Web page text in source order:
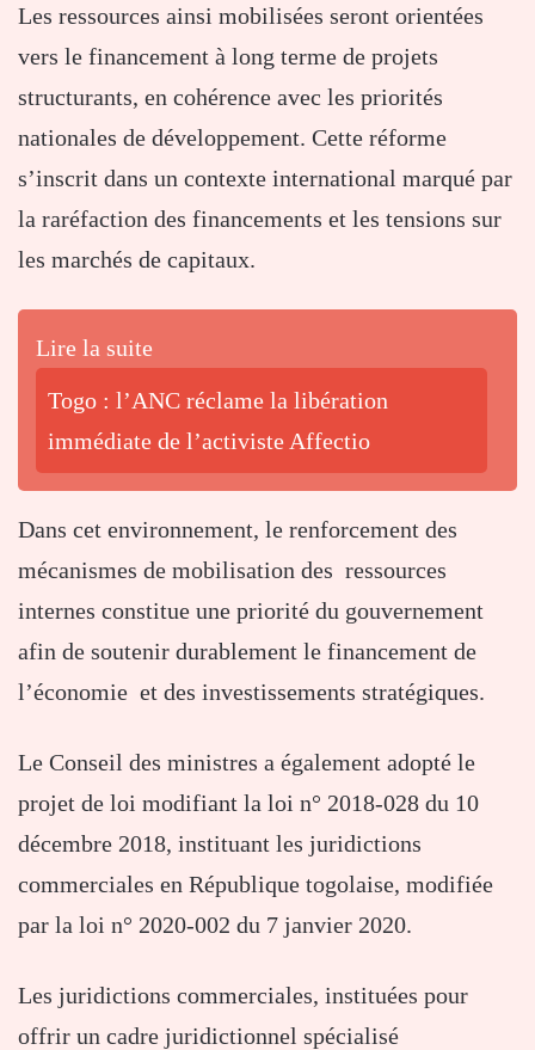
Les ressources ainsi mobilisées seront orientées
vers le financement à long terme de projets
structurants, en cohérence avec les priorités
nationales de développement. Cette réforme
s’inscrit dans un contexte international marqué par
la raréfaction des financements et les tensions sur
les marchés de capitaux.
Lire la suite
Togo : l’ANC réclame la libération
immédiate de l’activiste Affectio
Dans cet environnement, le renforcement des
mécanismes de mobilisation des ressources
internes constitue une priorité du gouvernement
afin de soutenir durablement le financement de
l’économie et des investissements stratégiques.
Le Conseil des ministres a également adopté le
projet de loi modifiant la loi n° 2018-028 du 10
décembre 2018, instituant les juridictions
commerciales en République togolaise, modifiée
par la loi n° 2020-002 du 7 janvier 2020.
Les juridictions commerciales, instituées pour
offrir un cadre juridictionnel spécialisé